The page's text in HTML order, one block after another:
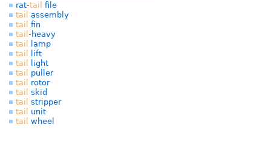
rat-tail file
tail assembly
tail fin
tail -heavy
tail
lamp
tail
lift
tail
light
tail
puller
tail
rotor
tail skid
tail stripper
tail
unit
tail wheel